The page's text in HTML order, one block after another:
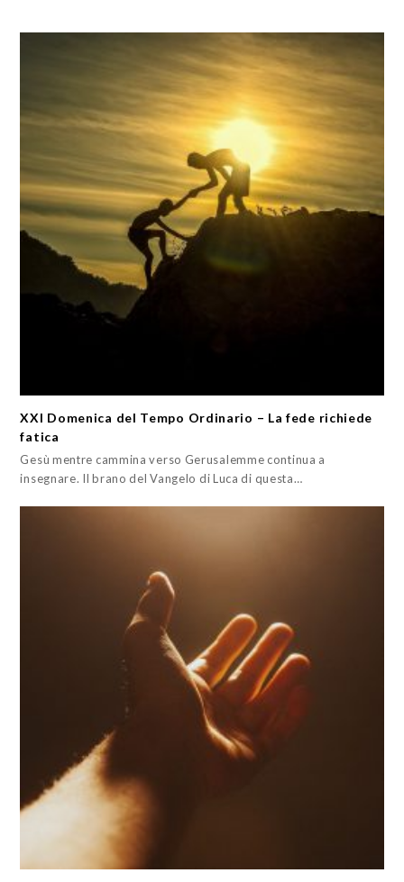
XXI Domenica del Tempo Ordinario – La fede richiede
fatica
Gesù mentre cammina verso Gerusalemme continua a
insegnare. Il brano del Vangelo di Luca di questa…